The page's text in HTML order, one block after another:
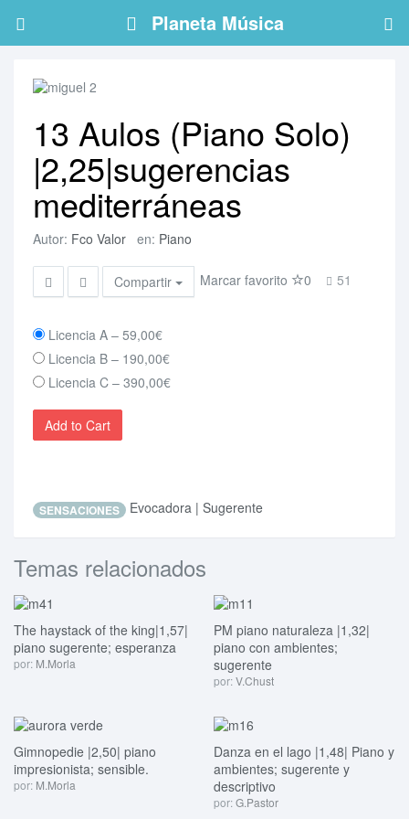
Planeta Música
13 Aulos (Piano Solo)
|2,25|sugerencias
mediterráneas
Autor: Fco Valor en: Piano
Compartir Marcar favorito 0 51
Licencia A – 59,00€
Licencia B – 190,00€
Licencia C – 390,00€
Add to Cart
SENSACIONES Evocadora | Sugerente
Temas relacionados
The haystack of the king|1,57|
piano sugerente; esperanza
por: M.Morla
PM piano naturaleza |1,32|
piano con ambientes;
sugerente
por:V.Chust
Gimnopedie |2,50| piano
impresionista; sensible.
por: M.Morla
Danza en el lago |1,48| Piano y
ambientes; sugerente y
descriptivo
por:G.Pastor